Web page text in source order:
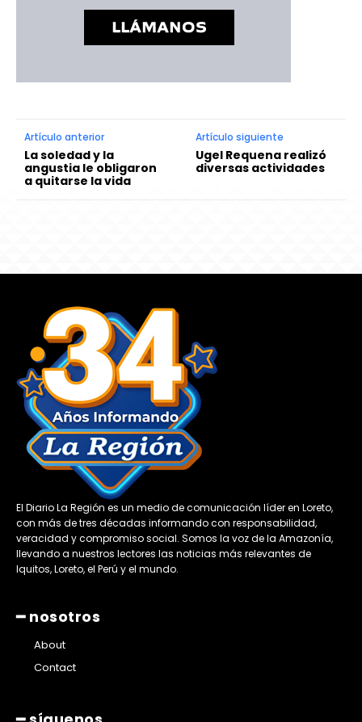
Artículo anterior
La soledad y la
angustia le obligaron
a quitarse la vida
Artículo siguiente
Ugel Requena realizó
diversas actividades
El Diario La Región es un medio de comunicación líder en Loreto,
con más de tres décadas informando con responsabilidad,
veracidad y compromiso social. Somos la voz de la Amazonía,
llevando a nuestros lectores las noticias más relevantes de
Iquitos, Loreto, el Perú y el mundo.
━ nosotros
About
Contact